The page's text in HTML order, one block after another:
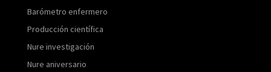
Barómetro enfermero
Producción científica
Nure investigación
Nure aniversario